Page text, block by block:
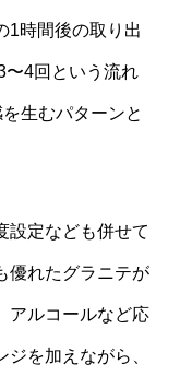
1時間後の取り出
〜4回という流れ
生むパターンと
設定なども併せて
優れたグラニテが
アルコールなど応
を加えながら、